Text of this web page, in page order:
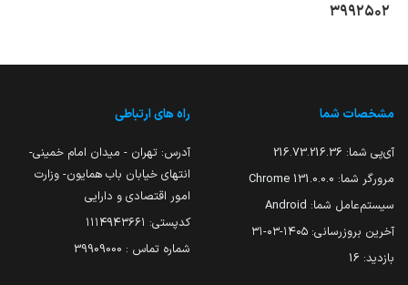
۳۹۹۲۵۰۲
مشخصات شما
آی‌پی شما: 216.73.216.36
مرورگر شما: 131.0.0.0 Chrome
سیستم‌عامل شما: Android
آخرین بروزرسانی: ۱۴۰۵-۰۳-۳۱
بازدید: 16
راه های ارتباطی
آدرس: تهران - میدان امام خمینی-
انتهای خیابان باب همایون- وزارت
امور اقتصادی و دارایی
کدپستی: ۱۱۱۴۹۴۳۶۶۱
شماره تماس : 39909000